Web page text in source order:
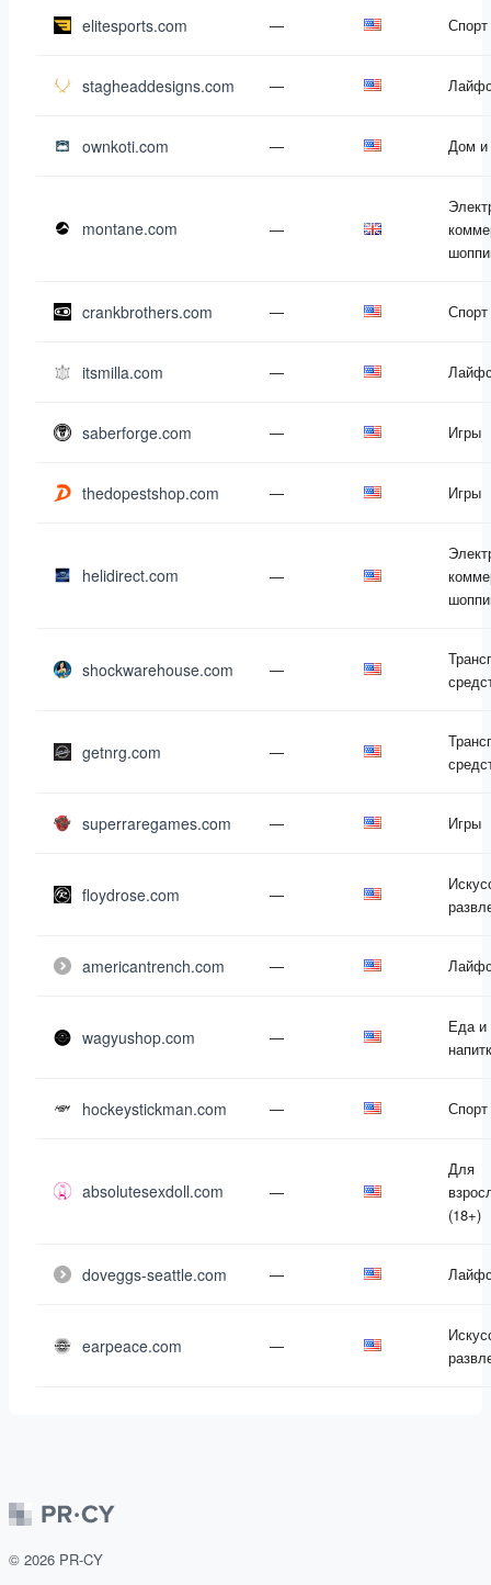
elitesports.com — Спорт
stagheaddesigns.com —
ownkoti.com — Дом и
montane.com —
crankbrothers.com — Спорт
itsmilla.com —
saberforge.com — Игры
thedopestshop.com — Игры
helidirect.com —
shockwarehouse.com —
getnrg.com —
superraregames.com — Игры
floydrose.com —
americantrench.com —
wagyushop.com —
Еда и
hockeystickman.com — Спорт
absolutesexdoll.com —
Для
(18+)
doveggs-seattle.com —
earpeace.com —
© 2026 PR-CY